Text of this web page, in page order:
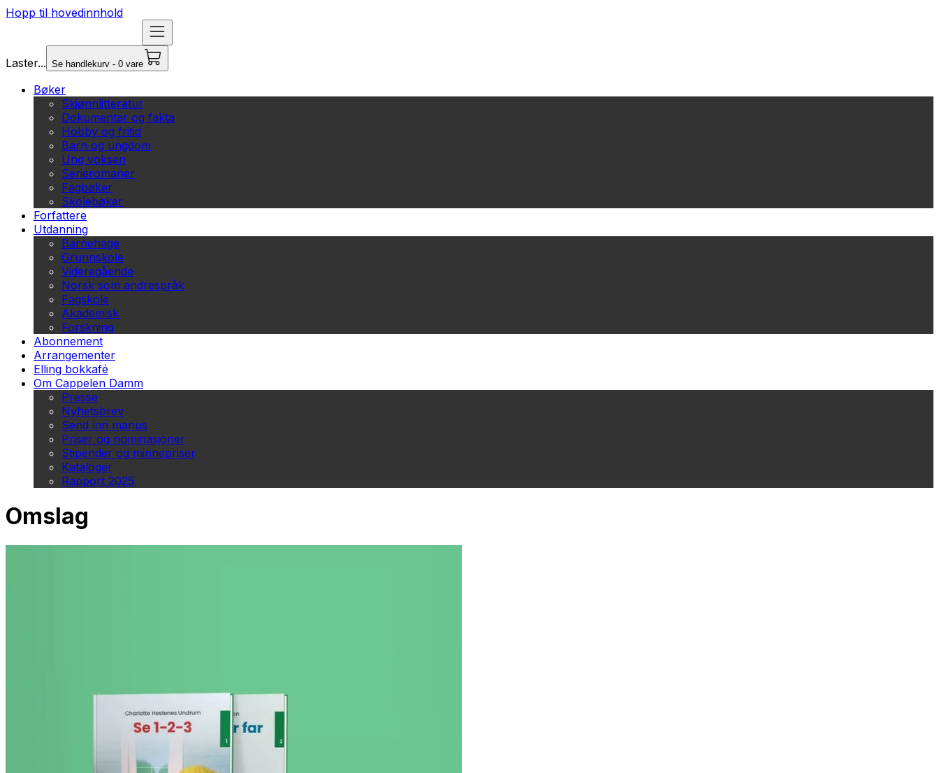
Hopp til hovedinnhold
Laster... Se handlekurv - 0 vare
Bøker
Skjønnlitteratur
Dokumentar og fakta
Hobby og fritid
Barn og ungdom
Ung voksen
Serieromaner
Fagbøker
Skolebøker
Forfattere
Utdanning
Barnehage
Grunnskole
Videregående
Norsk som andrespråk
Fagskole
Akademisk
Forskning
Abonnement
Arrangementer
Elling bokkafé
Om Cappelen Damm
Presse
Nyhetsbrev
Send inn manus
Priser og nominasjoner
Stipender og minnepriser
Kataloger
Rapport 2025
Omslag